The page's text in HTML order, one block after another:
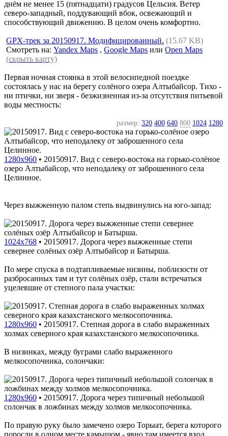
днём не менее 15 (пятнадцати) градусов Цельсия. Ветер
северо-западный, поддувающий вбок, освежающий и
способствующий движению. В целом очень комфортно.
GPX-трек за 20150917. Модифицированный. (15.67 KB)
Смотреть на:Yandex Maps ,Google Maps илиOpen Maps
(скрыть карту)
Первая ночная стоянка в этой велосипедной поездке
состоялась у нас на берегу солёного озера Алтыбайсор. Тихо -
ни птички, ни зверя - безжизненная из-за отсутствия питьевой
воды местность:
размер: 320 400 640 800 1024 1280
1280x960 • 20150917. Вид с северо-востока на горько-солёное
озеро Алтыбайсор, что неподалеку от заброшенного села
Целинное.
Через выжженную палом степь выдвинулись на юго-запад:
1024x768 • 20150917. Дорога через выжженные степи
севернее солёных озёр Алтыбайсор и Батырша.
По мере спуска в подтапливаемые низины, поблизости от
разбросанных там и тут солёных озёр, стали встречаться
уцелевшие от степного пала участки:
1280x960 • 20150917. Степная дорога в слабо выраженных
холмах северного края казахстанского мелкосопочника.
В низинках, между буграми слабо выраженного
мелкосопочника, солончаки:
1280x960 • 20150917. Дорога через типичный небольшой
солончак в ложбинах между холмов мелкосопочника.
По правую руку было замечено озеро Торыат, берега которого
поросли в одном месте камышом - явно там имеется вход